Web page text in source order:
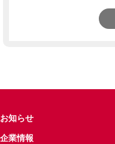
お知らせ
企業情報